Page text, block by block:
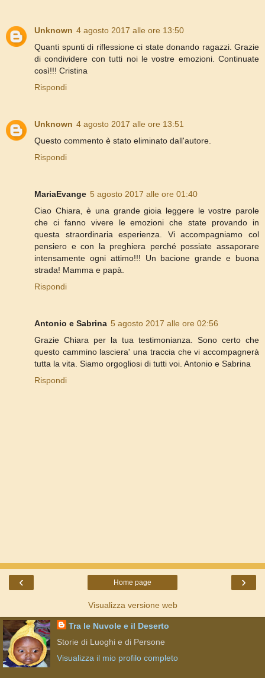
Unknown 4 agosto 2017 alle ore 13:50
Quanti spunti di riflessione ci state donando ragazzi. Grazie
di condividere con tutti noi le vostre emozioni. Continuate
così!!! Cristina
Rispondi
Unknown 4 agosto 2017 alle ore 13:51
Questo commento è stato eliminato dall'autore.
Rispondi
MariaEvange 5 agosto 2017 alle ore 01:40
Ciao Chiara, è una grande gioia leggere le vostre parole
che ci fanno vivere le emozioni che state provando in
questa straordinaria esperienza. Vi accompagniamo col
pensiero e con la preghiera perché possiate assaporare
intensamente ogni attimo!!! Un bacione grande e buona
strada! Mamma e papà.
Rispondi
Antonio e Sabrina 5 agosto 2017 alle ore 02:56
Grazie Chiara per la tua testimonianza. Sono certo che
questo cammino lasciera' una traccia che vi accompagnerà
tutta la vita. Siamo orgogliosi di tutti voi. Antonio e Sabrina
Rispondi
‹ ›
Home page
Visualizza versione web
Tra le Nuvole e il Deserto
Storie di Luoghi e di Persone
Visualizza il mio profilo completo